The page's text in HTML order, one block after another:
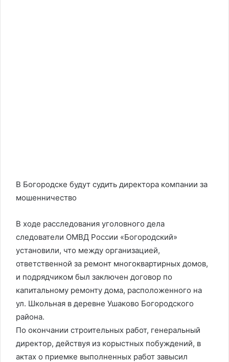
В Богородске будут судить директора компании за
мошенничество
В ходе расследования уголовного дела
следователи ОМВД России «Богородский»
установили, что между организацией,
ответственной за ремонт многоквартирных домов,
и подрядчиком был заключен договор по
капитальному ремонту дома, расположенного на
ул. Школьная в деревне Ушаково Богородского
района.
По окончании строительных работ, генеральный
директор, действуя из корыстных побуждений, в
актах о приемке выполненных работ завысил